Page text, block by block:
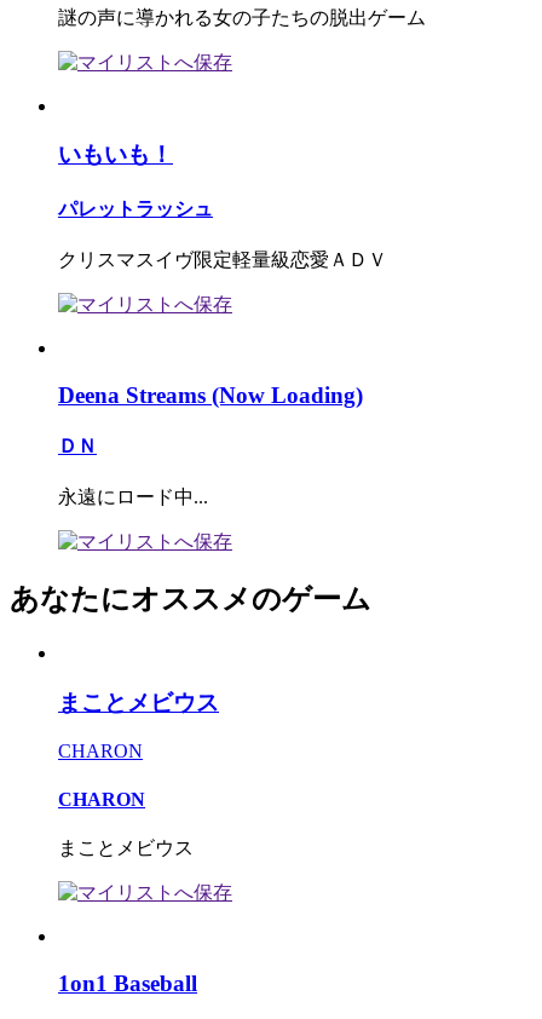
謎の声に導かれる女の子たちの脱出ゲーム
いもいも！
パレットラッシュ
クリスマスイヴ限定軽量級恋愛ＡＤＶ
Deena Streams (Now Loading)
ＤＮ
永遠にロード中...
あなたにオススメのゲーム
まことメビウス
CHARON
CHARON
まことメビウス
1on1 Baseball